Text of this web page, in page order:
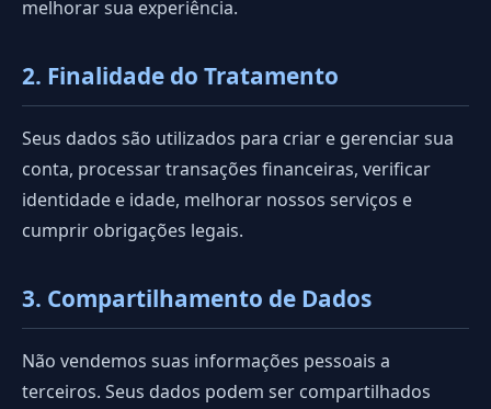
melhorar sua experiência.
2. Finalidade do Tratamento
Seus dados são utilizados para criar e gerenciar sua
conta, processar transações financeiras, verificar
identidade e idade, melhorar nossos serviços e
cumprir obrigações legais.
3. Compartilhamento de Dados
Não vendemos suas informações pessoais a
terceiros. Seus dados podem ser compartilhados